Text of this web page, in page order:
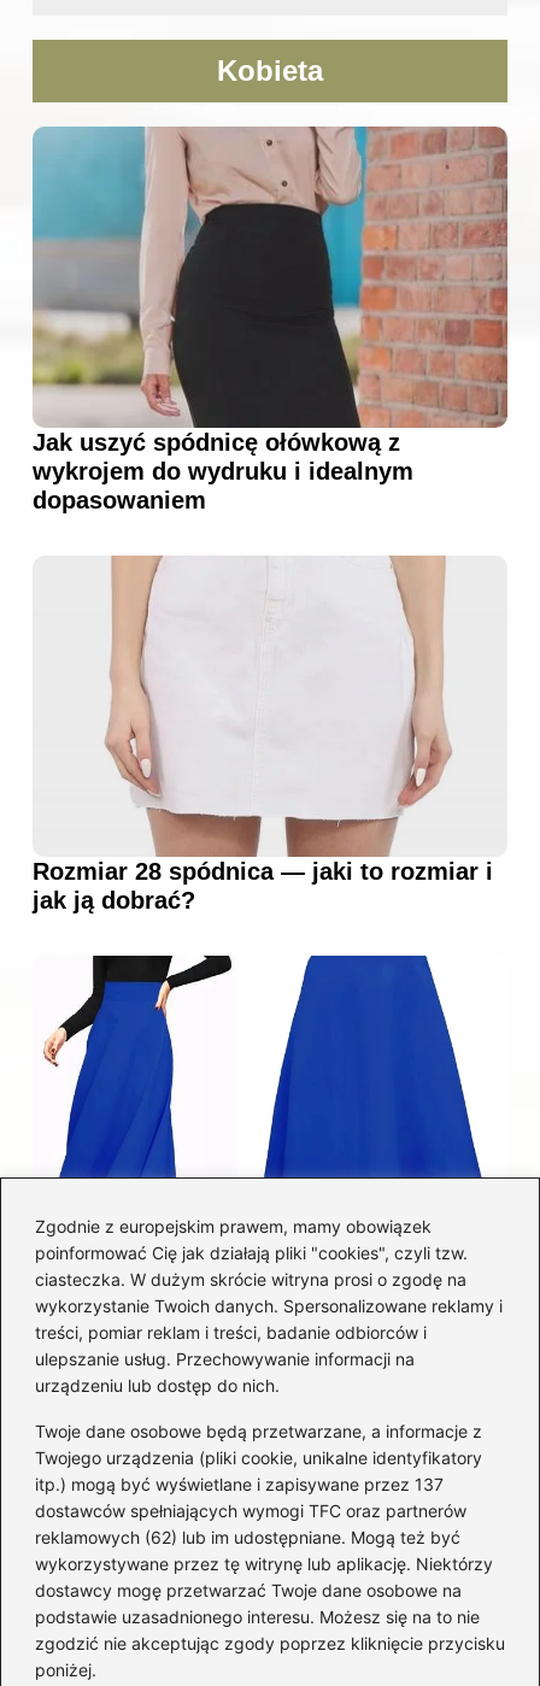
Zgodnie z europejskim prawem, mamy obowiązek
poinformować Cię jak działają pliki "cookies", czyli tzw.
ciasteczka. W dużym skrócie witryna prosi o zgodę na
wykorzystanie Twoich danych. Spersonalizowane reklamy i
treści, pomiar reklam i treści, badanie odbiorców i
ulepszanie usług. Przechowywanie informacji na
urządzeniu lub dostęp do nich.
Twoje dane osobowe będą przetwarzane, a informacje z
Twojego urządzenia (pliki cookie, unikalne identyfikatory
itp.) mogą być wyświetlane i zapisywane przez 137
dostawców spełniających wymogi TFC oraz partnerów
reklamowych (62) lub im udostępniane. Mogą też być
wykorzystywane przez tę witrynę lub aplikację. Niektórzy
dostawcy mogę przetwarzać Twoje dane osobowe na
podstawie uzasadnionego interesu. Możesz się na to nie
zgodzić nie akceptując zgody poprzez kliknięcie przycisku
poniżej.
Kobieta
Jak uszyć spódnicę ołówkową z
wykrojem do wydruku i idealnym
dopasowaniem
Rozmiar 28 spódnica — jaki to rozmiar i
jak ją dobrać?
Łatwy sposób jak skrócić spódnicę z
półkoła w domu
Kategorie
Akcesoria(29)
Buty(225)
Dodatki(60)
Dziecko(101)
Kobieta(39)
Moda(109)
Styl(2)